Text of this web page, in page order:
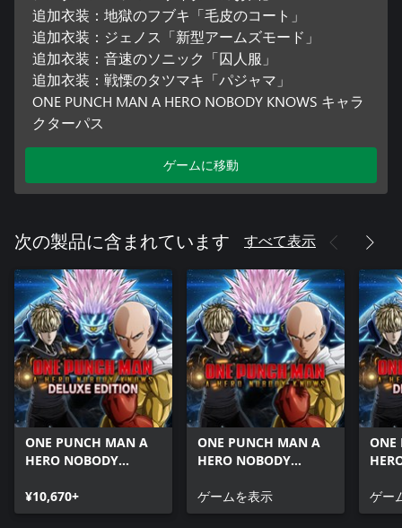
追加衣装：地獄のフブキ「毛皮のコート」
追加衣装：ジェノス「新型アームズモード」
追加衣装：音速のソニック「囚人服」
追加衣装：戦慄のタツマキ「パジャマ」
ONE PUNCH MAN A HERO NOBODY KNOWS キャラ
クターパス
ゲームに移動
次の製品に含まれています すべて表示
ONE PUNCH MAN A
HERO NOBODY
ディション
¥10,670+
ONE PUNCH MAN A
HERO NOBODY
ゲームを表示
ONE
ディ
ゲー